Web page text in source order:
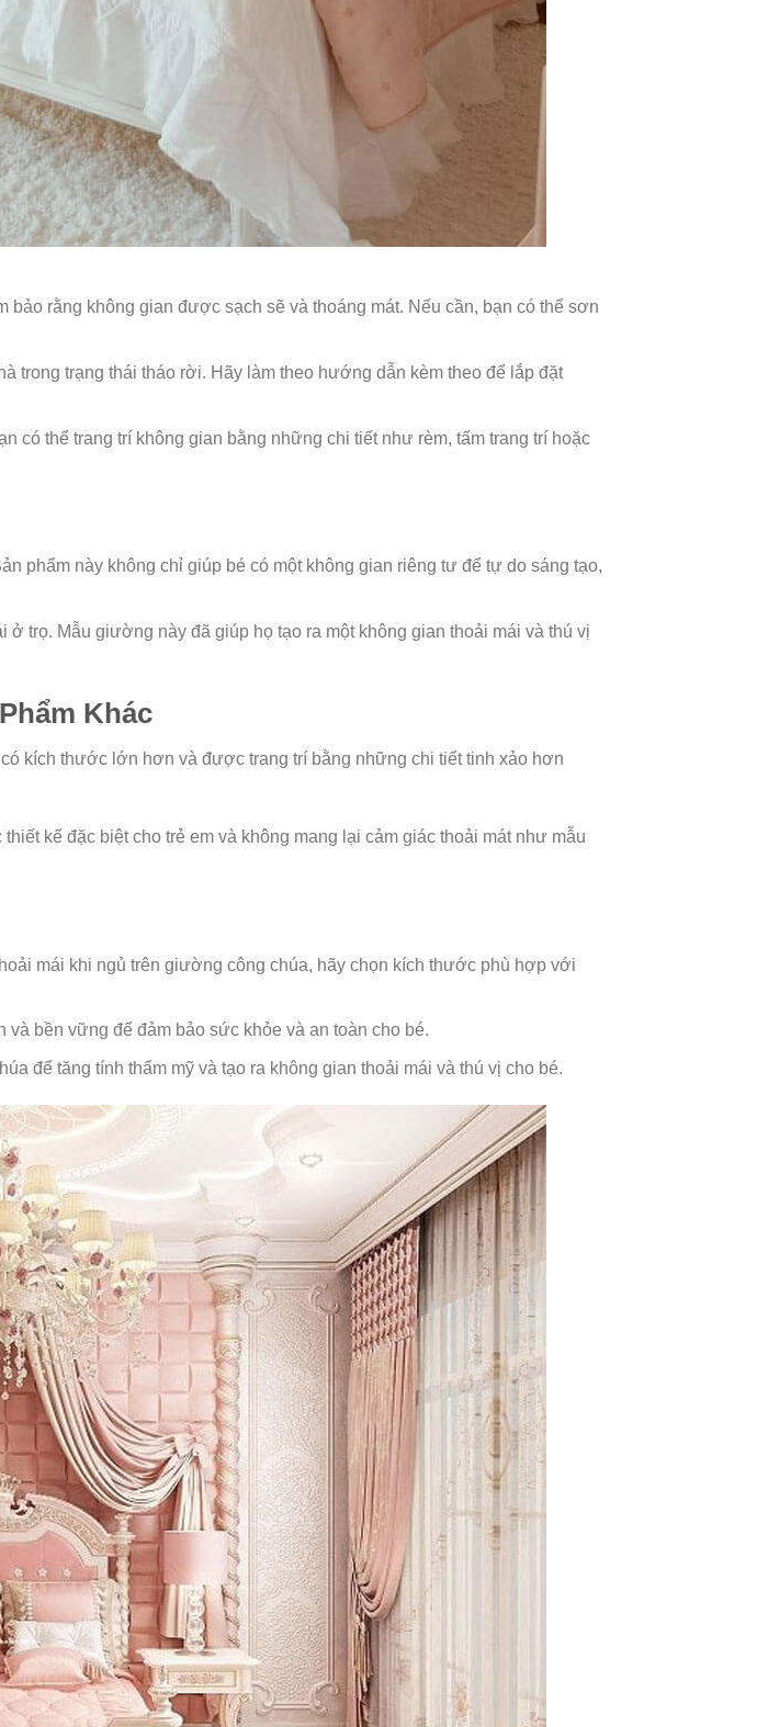
rằng không gian được sạch sẽ và thoáng mát. Nếu cần, bạn có thể sơn
trạng thái tháo rời. Hãy làm theo hướng dẫn kèm theo để lắp đặt
có thể trang trí không gian bằng những chi tiết như rèm, tấm trang trí hoặc
phẩm này không chỉ giúp bé có một không gian riêng tư để tự do sáng tạo,
trọ. Mẫu giường này đã giúp họ tạo ra một không gian thoải mái và thú vị
Khác
kích thước lớn hơn và được trang trí bằng những chi tiết tinh xảo hơn
kế đặc biệt cho trẻ em và không mang lại cảm giác thoải mát như mẫu
mái khi ngủ trên giường công chúa, hãy chọn kích thước phù hợp với
bền vững để đảm bảo sức khỏe và an toàn cho bé.
để tăng tính thẩm mỹ và tạo ra không gian thoải mái và thú vị cho bé.